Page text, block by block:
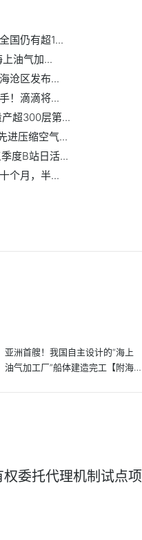
国仍有超1...
油气加...
沧区发布...
！滴滴将...
超300层第...
进压缩空气...
度B站日活...
个月，半...
亚洲首艘！我国自主设计的“海上
油气加工厂”船体建造完工【附海
委托代理机制试点项